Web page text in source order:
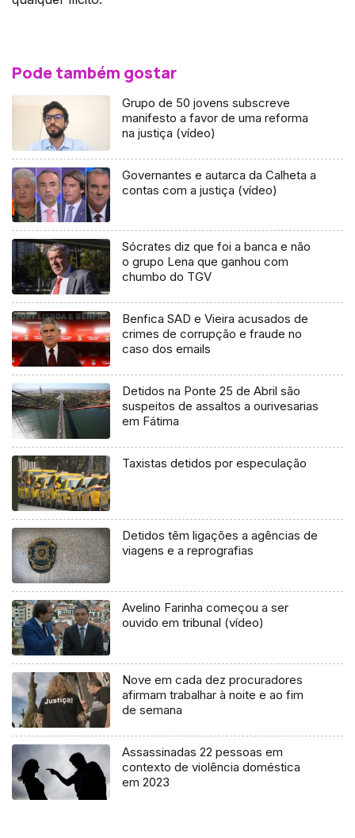
Pode também gostar
Grupo de 50 jovens subscreve
manifesto a favor de uma reforma
na justiça (vídeo)
Governantes e autarca da Calheta a
contas com a justiça (vídeo)
Sócrates diz que foi a banca e não
o grupo Lena que ganhou com
chumbo do TGV
Benfica SAD e Vieira acusados de
crimes de corrupção e fraude no
caso dos emails
Detidos na Ponte 25 de Abril são
suspeitos de assaltos a ourivesarias
em Fátima
Taxistas detidos por especulação
Detidos têm ligações a agências de
viagens e a reprografias
Avelino Farinha começou a ser
ouvido em tribunal (vídeo)
Nove em cada dez procuradores
afirmam trabalhar à noite e ao fim
de semana
Assassinadas 22 pessoas em
contexto de violência doméstica
em 2023